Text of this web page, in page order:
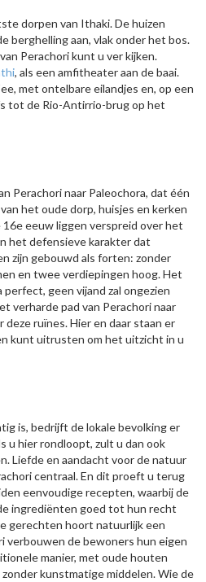
dorpen van Ithaki. De huizen
berghelling aan, vlak onder het bos.
Perachori kunt u ver kijken.
, als een amfitheater aan de baai.
met ontelbare eilandjes en, op een
tot de Rio-Antirrio-brug op het
Perachori naar Paleochora, dat één
het oude dorp, huisjes en kerken
eeuw liggen verspreid over het
het defensieve karakter dat
zijn gebouwd als forten: zonder
en twee verdiepingen hoog. Het
geen vijand zal ongezien
verharde pad van Perachori naar
ruïnes. Hier en daar staan er
kunt uitrusten om het uitzicht in u
is, bedrijft de lokale bevolking er
u hier rondloopt, zult u dan ook
Liefde en aandacht voor de natuur
centraal. En dit proeft u terug
eenvoudige recepten, waarbij de
ingrediënten goed tot hun recht
gerechten hoort natuurlijk een
verbouwen de bewoners hun eigen
manier, met oude houten
kunstmatige middelen. Wie de